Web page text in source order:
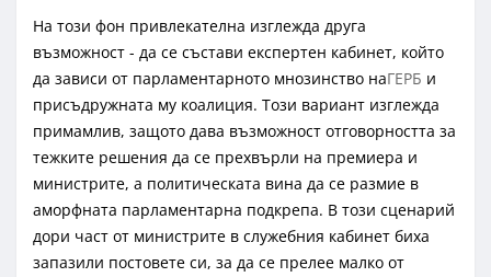
На този фон привлекателна изглежда друга
възможност - да се състави експертен кабинет, който
да зависи от парламентарното мнозинство наГЕРБ и
присъдружната му коалиция. Този вариант изглежда
примамлив, защото дава възможност отговорността за
тежките решения да се прехвърли на премиера и
министрите, а политическата вина да се размие в
аморфната парламентарна подкрепа. В този сценарий
дори част от министрите в служебния кабинет биха
запазили постовете си, за да се прелее малко от